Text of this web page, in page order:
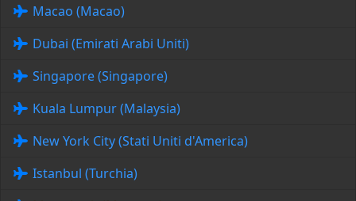
Macao (Macao)
Dubai (Emirati Arabi Uniti)
Singapore (Singapore)
Kuala Lumpur (Malaysia)
New York City (Stati Uniti d'America)
Istanbul (Turchia)